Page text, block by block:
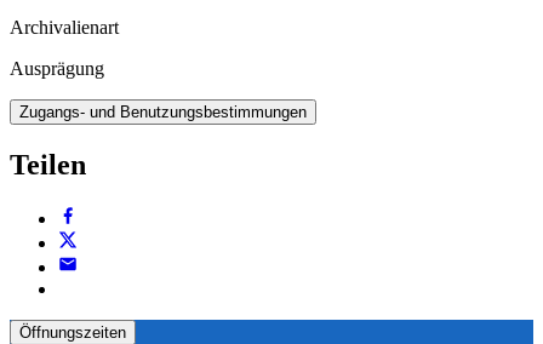
Archivalienart
Ausprägung
Zugangs- und Benutzungsbestimmungen
Teilen
Öffnungszeiten